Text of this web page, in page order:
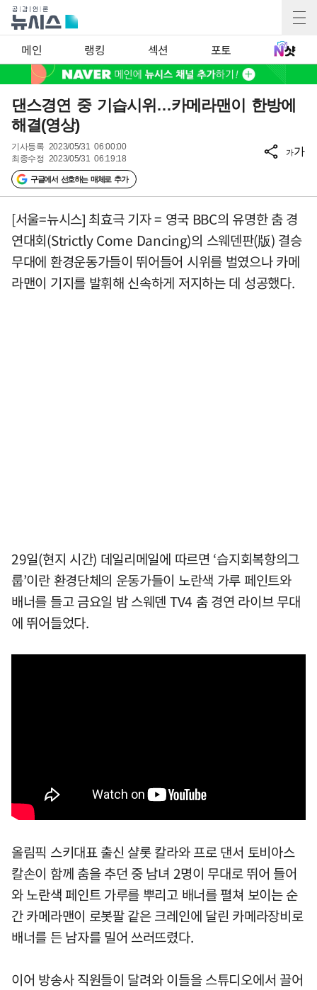
메인 랭킹 섹션 포토
댄스경연 중 기습시위…카메라맨이 한방에
해결(영상)
기사등록 2023/05/31 06:00:00
최종수정 2023/05/31 06:19:18
구글에서 선호하는 매체로 추가
가가
[서울=뉴시스] 최효극 기자 = 영국 BBC의 유명한 춤 경
연대회(Strictly Come Dancing)의 스웨덴판(版) 결승
무대에 환경운동가들이 뛰어들어 시위를 벌였으나 카메
라맨이 기지를 발휘해 신속하게 저지하는 데 성공했다.
29일(현지 시간) 데일리메일에 따르면 ‘습지회복항의그
룹’이란 환경단체의 운동가들이 노란색 가루 페인트와
배너를 들고 금요일 밤 스웨덴 TV4 춤 경연 라이브 무대
에 뛰어들었다.
올림픽 스키대표 출신 샬롯 칼라와 프로 댄서 토비아스
칼손이 함께 춤을 추던 중 남녀 2명이 무대로 뛰어 들어
와 노란색 페인트 가루를 뿌리고 배너를 펼쳐 보이는 순
간 카메라맨이 로봇팔 같은 크레인에 달린 카메라장비로
배너를 든 남자를 밀어 쓰러뜨렸다.
이어 방송사 직원들이 달려와 이들을 스튜디오에서 끌어